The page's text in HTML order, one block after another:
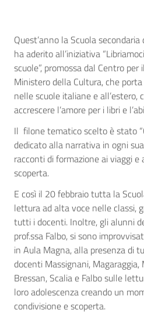
Quest’anno la Scuola secondaria
ha aderito all’iniziativa
scuole”, promossa dal Centro
Ministero della Cultura, che
nelle scuole italiane e all’estero,
accrescere l’amore per i libri e
Il filone tematico scelto è stato
dedicato alla narrativa in ogni
racconti di formazione ai viaggi e
scoperta.
E così il 20 febbraio tutta la
lettura ad alta voce nelle classi,
tutti i docenti. Inoltre, gli alunni
prof.ssa Falbo, si sono
in Aula Magna, alla presenza di
docenti Massignani,
Bressan, Scalia e Falbo sulle
loro adolescenza creando un
condivisione e scoperta.